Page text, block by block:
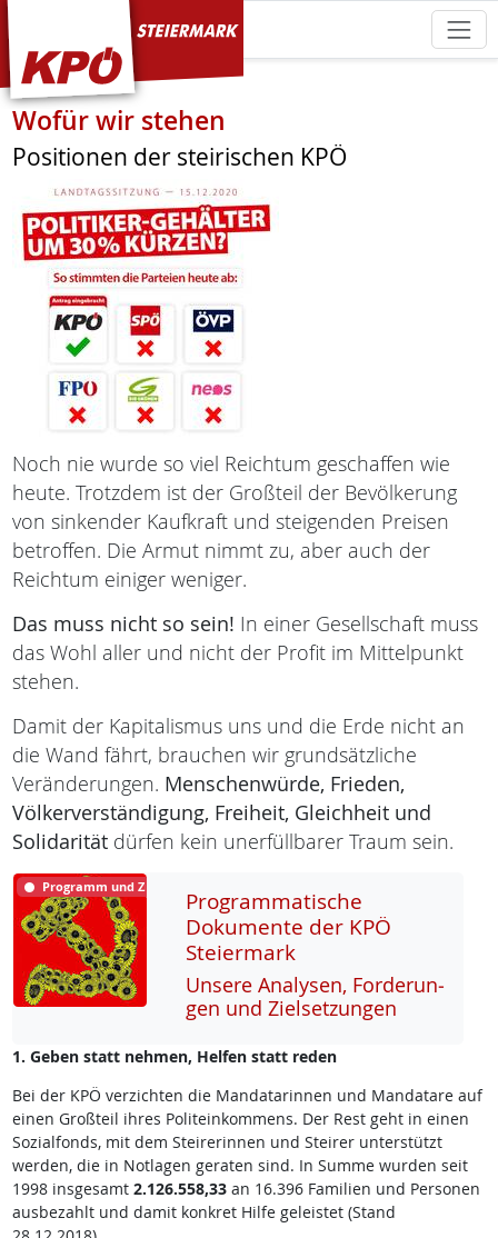
KPÖ Steiermark
Wofür wir stehen
Positionen der steirischen KPÖ
Noch nie wurde so viel Reichtum geschaffen wie
heute. Trotzdem ist der Großteil der Bevölkerung
von sinkender Kaufkraft und steigenden Preisen
betroffen. Die Armut nimmt zu, aber auch der
Reichtum einiger weniger.
Das muss nicht so sein! In einer Gesellschaft muss
das Wohl aller und nicht der Profit im Mittelpunkt
stehen.
Damit der Kapitalismus uns und die Erde nicht an
die Wand fährt, brauchen wir grundsätzliche
Veränderungen. Menschenwürde, Frieden,
Völkerverständigung, Freiheit, Gleichheit und
Solidarität dürfen kein unerfüllbarer Traum sein.
Programm und Ziele
Programmatische
Dokumente der KPÖ
Steiermark
Un­se­re Ana­ly­sen, For­de­run­
gen und Ziel­set­zun­gen
1. Geben statt nehmen, Helfen statt reden
Bei der KPÖ verzichten die Mandatarinnen und Mandatare auf
einen Großteil ihres Politeinkommens. Der Rest geht in einen
Sozialfonds, mit dem Steirerinnen und Steirer unterstützt
werden, die in Notlagen geraten sind. In Summe wurden seit
1998 insgesamt 2.126.558,33 an 16.396 Familien und Personen
ausbezahlt und damit konkret Hilfe geleistet (Stand